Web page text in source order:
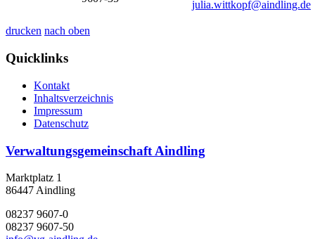
julia.wittkopf@aindling.de
drucken nach oben
Quicklinks
Kontakt
Inhaltsverzeichnis
Impressum
Datenschutz
Verwaltungsgemeinschaft Aindling
Marktplatz 1
86447 Aindling
08237 9607-0
08237 9607-50